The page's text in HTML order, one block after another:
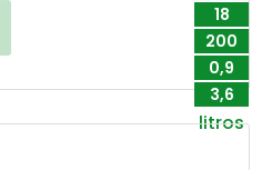
18
200
0,9
3,6
litros